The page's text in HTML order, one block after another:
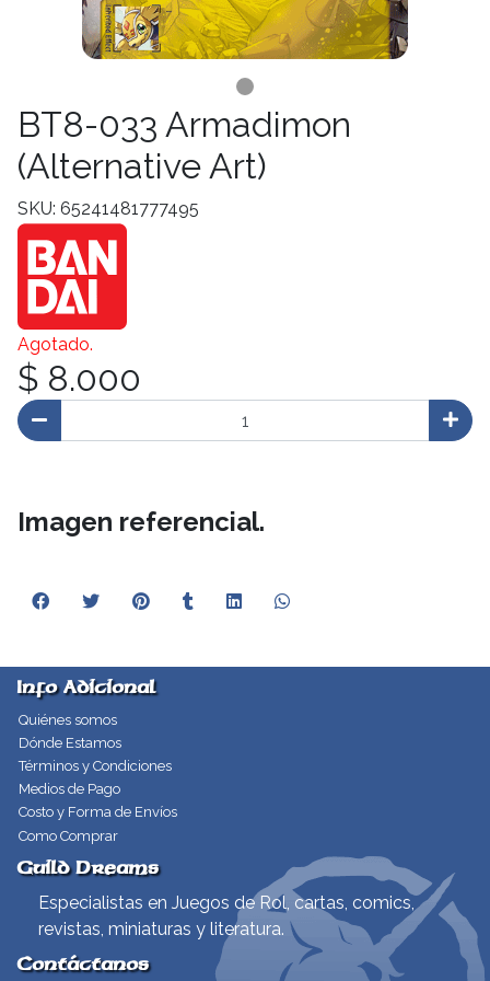
BT8-033 Armadimon
(Alternative Art)
SKU: 65241481777495
Agotado.
$ 8.000
Imagen referencial.
Info Adicional
Quiénes somos
Dónde Estamos
Términos y Condiciones
Medios de Pago
Costo y Forma de Envíos
Como Comprar
Guild Dreams
Especialistas en Juegos de Rol, cartas, comics,
revistas, miniaturas y literatura.
Contáctanos